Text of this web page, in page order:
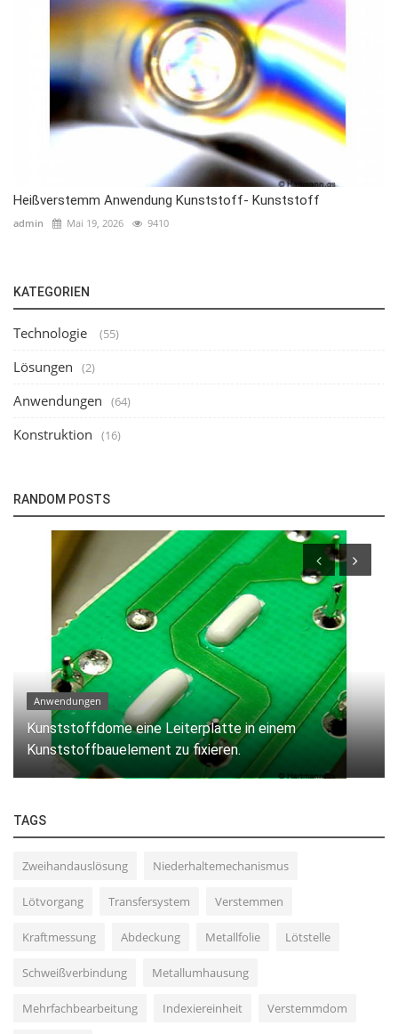
Heißverstemm Anwendung Kunststoff- Kunststoff
admin Mai 19, 2026 9410
KATEGORIEN
Technologie (55)
Lösungen (2)
Anwendungen (64)
Konstruktion (16)
RANDOM POSTS
Technologie
Stand-alone Heißverstemmsystem mit Schiebetisch.
TAGS
Zweihandauslösung Niederhaltemechanismus
Lötvorgang Transfersystem Verstemmen
Kraftmessung Abdeckung Metallfolie Lötstelle
Schweißverbindung Metallumhausung
Mehrfachbearbeitung Indexiereinheit Verstemmdom